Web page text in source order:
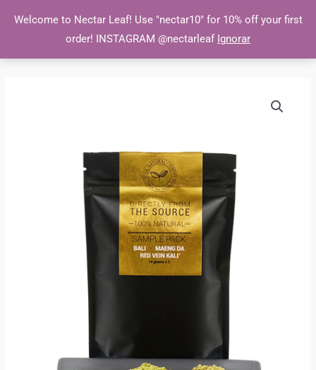
Welcome to Nectar Leaf! Use "nectar10" for 10% off your first
order! INSTAGRAM @nectarleaf Ignorar